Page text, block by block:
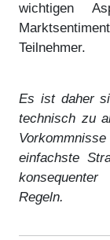
wichtigen
Teilnehmer.
Es ist daher
technisch zu
einfachste
Regeln.